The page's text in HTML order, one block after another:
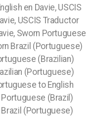
en Davie, USCIS
USCIS Traductor
Sworn Portuguese
Brazil (Portuguese)
(Brazilian)
(Portuguese)
to English
(Brazil)
(Portuguese)